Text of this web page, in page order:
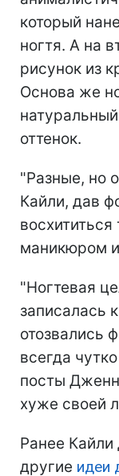
который
ногтя. А на
рисунок из
Основа же
оттенок.
"Разные, но
Кайли, дав
маникюром
"Ногтевая
записалась
отозвались
всегда
посты
хуже своей
Ранее
другие идеи